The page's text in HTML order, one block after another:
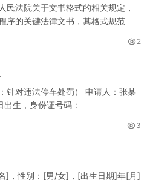
民法院关于文书格式的相关规定，
序的关键法律文书，其格式规范
2
针对违法停车处罚） 申请人：张某
生，身份证号码：
3
]，性别：[男/女]，[出生日期]年[月]